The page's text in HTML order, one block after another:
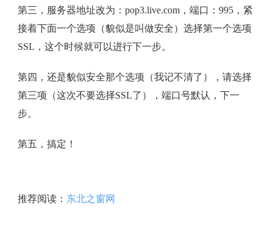
第三，服务器地址改为：pop3.live.com，端口：995，紧
接着下面一个选项（貌似是叫做安全）选择第一个选项
SSL，这个时候就可以进行下一步。
第四，还是貌似安全那个选项（我记不清了），请选择
第三项（这次不要选择SSL了），端口号默认，下一
步。
第五，搞定！
推荐阅读： 东北之窗网